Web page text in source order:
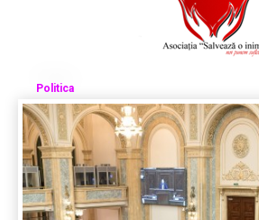
Politica